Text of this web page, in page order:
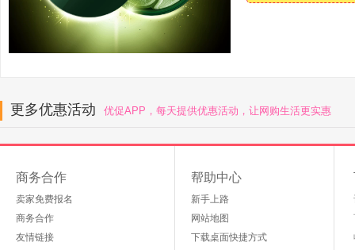
更多优惠活动 优促APP，每天提供优惠活动，让网购生活更实惠
商务合作
卖家免费报名
商务合作
友情链接
帮助中心
新手上路
网站地图
下载桌面快捷方式